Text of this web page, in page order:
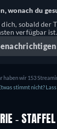
wonach du
sobald der
verfügbar ist.
haben wir 153
stimmt nicht? Lass
-